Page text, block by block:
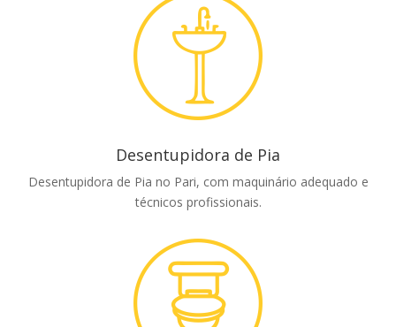
Desentupidora de Pia
Desentupidora de Pia no Pari, com maquinário adequado e
técnicos profissionais.